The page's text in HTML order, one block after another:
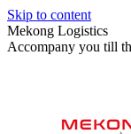
Skip to content
Mekong Logistics
Accompany you till